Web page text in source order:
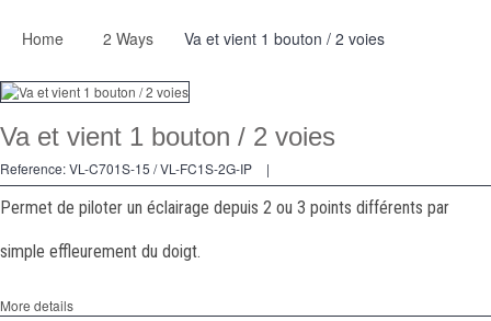
Interruptores
regulador
2 Ways
Pièces
Home 2 Ways Va et vient 1 bouton / 2 voies
Va et vient 1 bouton / 2 voies
Reference:VL-C701S-15 / VL-FC1S-2G-IP |
Permet de piloter un éclairage depuis 2 ou 3 points différents par
simple effleurement du doigt.
More details